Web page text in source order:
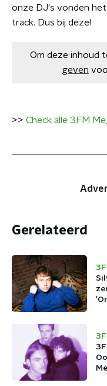
onze DJ's vonden
track. Dus bij deze!
Om deze inhoud
geven
>> Check alle 3FM
Gerelateerd